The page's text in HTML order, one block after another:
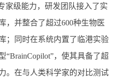
家级能力， 研发团队接入了实
，并整合了超过600种生物医
；同时在系统内置了临港实验
“BrainCopilot”，使其具备了超
。在与人类科学家的对比测试